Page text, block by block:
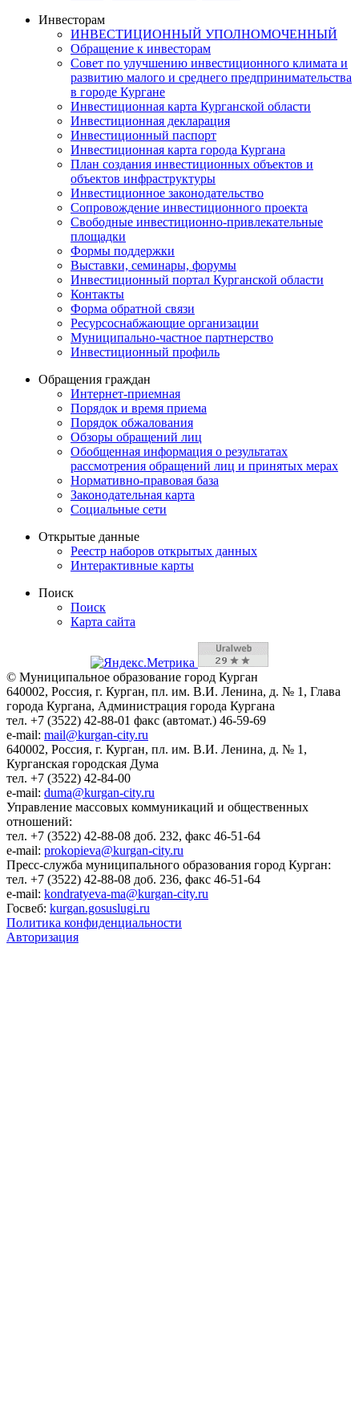
Инвесторам
ИНВЕСТИЦИОННЫЙ УПОЛНОМОЧЕННЫЙ
Обращение к инвесторам
Совет по улучшению инвестиционного климата и
развитию малого и среднего предпринимательства
в городе Кургане
Инвестиционная карта Курганской области
Инвестиционная декларация
Инвестиционный паспорт
Инвестиционная карта города Кургана
План создания инвестиционных объектов и
объектов инфраструктуры
Инвестиционное законодательство
Сопровождение инвестиционного проекта
Свободные инвестиционно-привлекательные
площадки
Формы поддержки
Выставки, семинары, форумы
Инвестиционный портал Курганской области
Контакты
Форма обратной связи
Ресурсоснабжающие организации
Муниципально-частное партнерство
Инвестиционный профиль
Обращения граждан
Интернет-приемная
Порядок и время приема
Порядок обжалования
Обзоры обращений лиц
Обобщенная информация о результатах
рассмотрения обращений лиц и принятых мерах
Нормативно-правовая база
Законодательная карта
Социальные сети
Открытые данные
Реестр наборов открытых данных
Интерактивные карты
Поиск
Поиск
Карта сайта
© Муниципальное образование город Курган
640002, Россия, г. Курган, пл. им. В.И. Ленина, д. № 1, Глава
города Кургана, Администрация города Кургана
тел. +7 (3522) 42-88-01 факс (автомат.) 46-59-69
e-mail: mail@kurgan-city.ru
640002, Россия, г. Курган, пл. им. В.И. Ленина, д. № 1,
Курганская городская Дума
тел. +7 (3522) 42-84-00
e-mail: duma@kurgan-city.ru
Управление массовых коммуникаций и общественных
отношений:
тел. +7 (3522) 42-88-08 доб. 232, факс 46-51-64
e-mail: prokopieva@kurgan-city.ru
Пресс-служба муниципального образования город Курган:
тел. +7 (3522) 42-88-08 доб. 236, факс 46-51-64
e-mail: kondratyeva-ma@kurgan-city.ru
Госвеб: kurgan.gosuslugi.ru
Политика конфиденциальности
Авторизация